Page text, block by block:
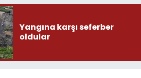
Yangına karşı seferber
oldular